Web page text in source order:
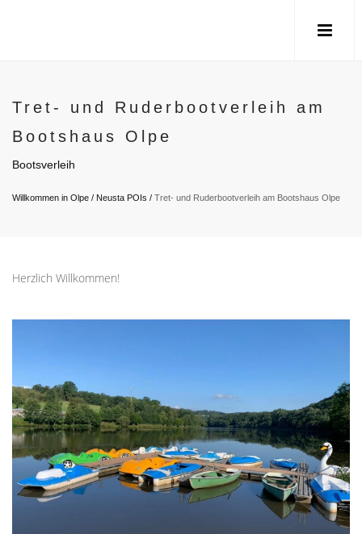
Tret- und Ruderbootverleih am
Bootshaus Olpe
Bootsverleih
Willkommen in Olpe / Neusta POIs / Tret- und Ruderbootverleih am Bootshaus Olpe
Herzlich Willkommen!